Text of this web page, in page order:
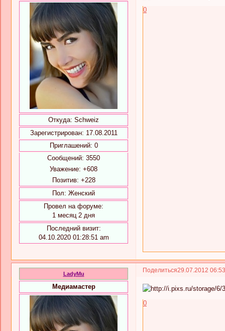
Откуда: Schweiz
Зарегистрирован: 17.08.2011
Приглашений: 0
Сообщений: 3550
Уважение: +608
Позитив: +228
Пол: Женский
Провел на форуме:
1 месяц 2 дня
Последний визит:
04.10.2020 01:28:51 am
0
Поделиться29.07.2012
LadyMu
Медиамастер
0